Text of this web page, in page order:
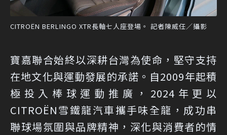
CITROËN BERLINGO XTR長軸七人座登場。 記者陳威任／攝影
寶嘉聯合始終以深耕台灣為使命，堅守支持
在地文化與運動發展的承諾。自2009年起積
極投入棒球運動推廣，2024年更以
CITROËN雪鐵龍汽車攜手味全龍，成功串
聯球場氛圍與品牌精神，深化與消費者的情